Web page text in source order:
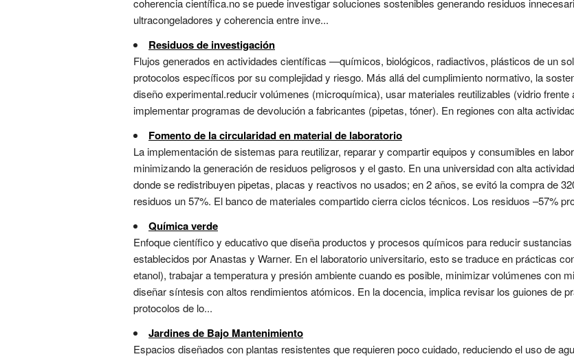
coherencia científica.no se puede investigar soluciones sostenibles generando residuos
ultracongeladores y coherencia entre inve...
Residuos de investigación
Flujos generados en actividades científicas —químicos, biológicos, radiactivos, plásticos de un
protocolos específicos por su complejidad y riesgo. Más allá del cumplimiento normativo, la
diseño experimental.reducir volúmenes (microquímica), usar materiales reutilizables (vidrio
implementar programas de devolución a fabricantes (pipetas, tóner). En regiones con alta
Fomento de la circularidad en material de laboratorio
La implementación de sistemas para reutilizar, reparar y compartir equipos y consumibles en
minimizando la generación de residuos peligrosos y el gasto. En una universidad con alta
donde se redistribuyen pipetas, placas y reactivos no usados; en 2 años, se evitó la compra de
residuos un 57%. El banco de materiales compartido cierra ciclos técnicos. Los residuos –57%
Química verde
Enfoque científico y educativo que diseña productos y procesos químicos para reducir
establecidos por Anastas y Warner. En el laboratorio universitario, esto se traduce en prácticas
etanol), trabajar a temperatura y presión ambiente cuando es posible, minimizar volúmenes con
diseñar síntesis con altos rendimientos atómicos. En la docencia, implica revisar los guiones de
protocolos de lo...
Jardines de Bajo Mantenimiento
Espacios diseñados con plantas resistentes que requieren poco cuidado, reduciendo el uso de